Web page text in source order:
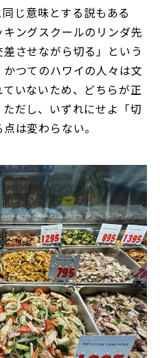
じ意味とする説もある
ングスクールのリンダ先
させながら切る」という
つてのハワイの人々は文
いないため、どちらが正
だし、いずれにせよ「切
は変わらない。